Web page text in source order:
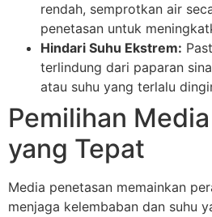
rendah, semprotkan air
penetasan untuk
Hindari Suhu Ekstrem:
terlindung dari paparan
atau suhu yang terlalu
Pemilihan
yang Tepat
Media penetasan memainkan
menjaga kelembaban dan suhu